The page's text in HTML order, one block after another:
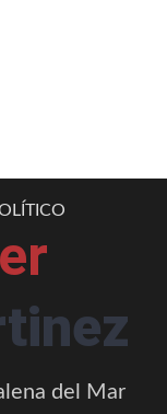
del Mar